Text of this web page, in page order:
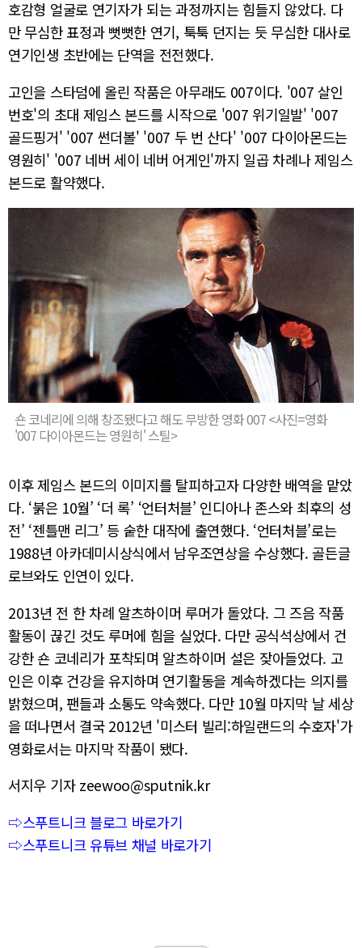
호감형 얼굴로 연기자가 되는 과정까지는 힘들지 않았다. 다
만 무심한 표정과 뻣뻣한 연기, 툭툭 던지는 듯 무심한 대사로
연기인생 초반에는 단역을 전전했다.
고인을 스타덤에 올린 작품은 아무래도 007이다. '007 살인
번호'의 초대 제임스 본드를 시작으로 '007 위기일발' '007
골드핑거' '007 썬더볼' '007 두 번 산다' '007 다이아몬드는
영원히' '007 네버 세이 네버 어게인'까지 일곱 차례나 제임스
본드로 활약했다.
숀 코네리에 의해 창조됐다고 해도 무방한 영화 007 <사진=영화
'007 다이아몬드는 영원히' 스틸>
이후 제임스 본드의 이미지를 탈피하고자 다양한 배역을 맡았
다. ‘붉은 10월’ ‘더 록’ ‘언터처블’ 인디아나 존스와 최후의 성
전’ ‘젠틀맨 리그’ 등 숱한 대작에 출연했다. ‘언터처블’로는
1988년 아카데미시상식에서 남우조연상을 수상했다. 골든글
로브와도 인연이 있다.
2013년 전 한 차례 알츠하이머 루머가 돌았다. 그 즈음 작품
활동이 끊긴 것도 루머에 힘을 실었다. 다만 공식석상에서 건
강한 숀 코네리가 포착되며 알츠하이머 설은 잦아들었다. 고
인은 이후 건강을 유지하며 연기활동을 계속하겠다는 의지를
밝혔으며, 팬들과 소통도 약속했다. 다만 10월 마지막 날 세상
을 떠나면서 결국 2012년 '미스터 빌리:하일랜드의 수호자'가
영화로서는 마지막 작품이 됐다.
서지우 기자 zeewoo@sputnik.kr
⇨스푸트니크 블로그 바로가기
⇨스푸트니크 유튜브 채널 바로가기